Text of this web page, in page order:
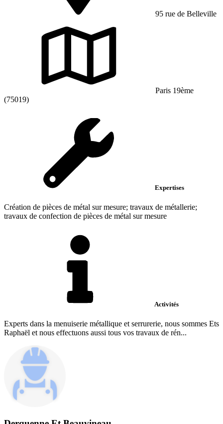
95 rue de Belleville
Paris 19ème
(75019)
Expertises
Création de pièces de métal sur mesure; travaux de métallerie;
travaux de confection de pièces de métal sur mesure
Activités
Experts dans la menuiserie métallique et serrurerie, nous sommes Ets
Raphaël et nous effectuons aussi tous vos travaux de rén...